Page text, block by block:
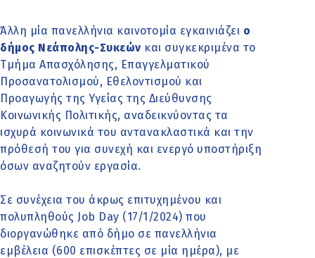
Άλλη μία πανελλήνια καινοτομία εγκαινιάζει ο
δήμος Νεάπολης-Συκεών και συγκεκριμένα το
Τμήμα Απασχόλησης, Επαγγελματικού
Προσανατολισμού, Εθελοντισμού και
Προαγωγής της Υγείας της Διεύθυνσης
Κοινωνικής Πολιτικής, αναδεικνύοντας τα
ισχυρά κοινωνικά του αντανακλαστικά και την
πρόθεσή του για συνεχή και ενεργό υποστήριξη
όσων αναζητούν εργασία.
Σε συνέχεια του άκρως επιτυχημένου και
πολυπληθούς Job Day (17/1/2024) που
διοργανώθηκε από δήμο σε πανελλήνια
εμβέλεια (600 επισκέπτες σε μία ημέρα), με